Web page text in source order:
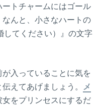
トチャームにはゴール
んと、小さなハートの
てください）』の文字
入っていることに気を
えてあげましょう。 メ
女をプリンセスにするだ